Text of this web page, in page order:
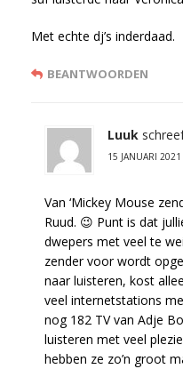
Met echte dj’s inderdaad.
BEANTWOORDEN
Luuk
15 JANUARI
Van ‘Mickey Mouse
Ruud. 😉 Punt is dat
dwepers met veel te
zender voor wordt
naar luisteren, kost
veel internetstations
nog 182 TV van Adje
luisteren met veel
hebben ze zo’n groot